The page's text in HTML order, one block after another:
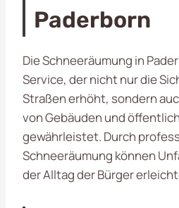
Paderborn
Die Schneeräumung in
Service, der nicht nur die
Straßen erhöht, sondern
von Gebäuden und
gewährleistet. Durch
Schneeräumung können
der Alltag der Bürger